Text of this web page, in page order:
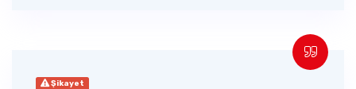
Şikayet